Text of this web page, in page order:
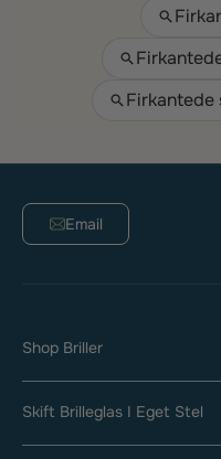
Email
Shop Briller
Skift Brilleglas I Eget Stel